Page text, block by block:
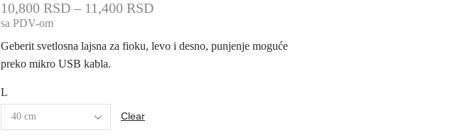
10,800RSD – 11,400RSD
sa PDV-om
Geberit svetlosna lajsna za fioku, levo i desno, punjenje moguće
preko mikro USB kabla.
L
Clear